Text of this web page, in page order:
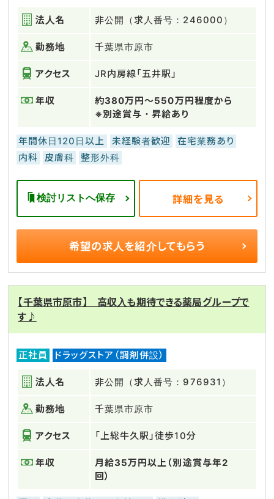
法人名 非公開（求人番号：246000）
勤務地 千葉県市原市
アクセス JR内房線「五井駅」
年収
約380万円～550万円程度から
※別途賞与・昇給あり
年間休日120日以上 未経験者歓迎
在宅業務あり
内科
皮膚科 整形外科
検討リストへ保存 詳細を見る
希望の求人を紹介してもらう
【千葉県市原市】 高収入も期待できる薬局グループで
す♪
正社員 ドラッグストア（調剤併設）
法人名 非公開（求人番号：976931）
勤務地 千葉県市原市
アクセス 「上総牛久駅」徒歩10分
年収
月給35万円以上（別途賞与年2
回）